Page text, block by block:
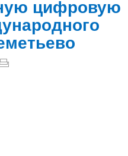
цифровую